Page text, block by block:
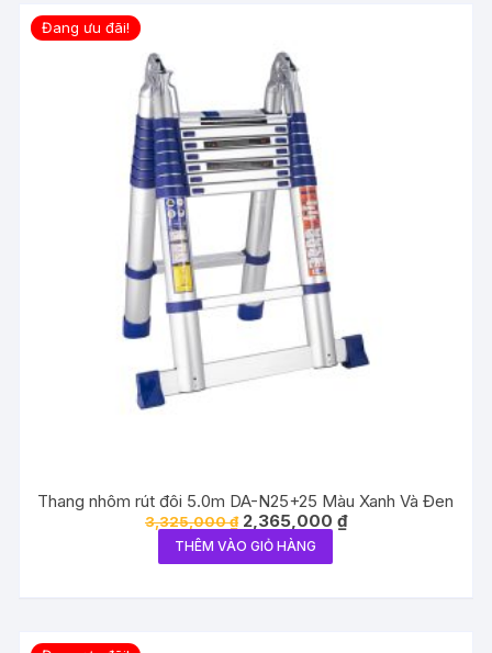
Đang ưu đãi!
Thang nhôm rút đôi 5.0m DA-N25+25 Màu Xanh Và Đen
3,325,000₫ Giá
gốc
là:
3,325,000 ₫.
2,365,000 ₫Giá
hiện
THÊM VÀO GIỎ HÀNG